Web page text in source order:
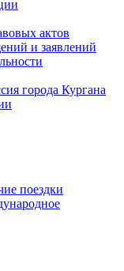
актов
и заявлений
города Кургана
поездки